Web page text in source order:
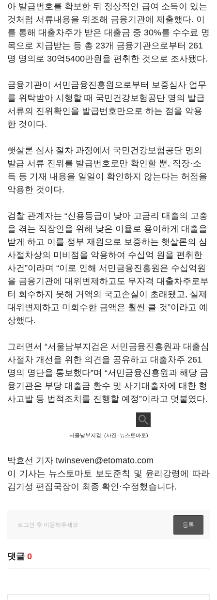
아 발급번호를 확보한 뒤 정상적인 급여 소득이 있는
것처럼 서류내용을 위조해 금융기관에 제출했다. 이
를 통해 대출차주가 받은 대출금 중 30%를 수수료 명
목으로 지급받는 등 총 23개 금융기관으로부터 261
명 명의로 30억5400만원을 편취한 것으로 조사됐다.
금융기관이 서민금융진흥원으로부터 보증심사 업무
를 위탁받아 시행할 때 국민건강보험공단 명의 발급
서류의 진위확인을 발급번호만으로 하는 점을 악용
한 것이다.
햇살론 심사 절차 과정에서 국민건강보험공단 명의
발급 서류 진위를 발급번호로만 확인할 뿐, 직장·소
득 등 기재 내용을 일일이 확인하지 않는다는 허점을
악용한 것이다.
검찰 관계자는 “신용등급이 낮아 고금리 대출의 고충
을 겪는 직장인을 위해 낮은 이율로 용이하게 대출을
받게 하고 이를 정부 재원으로 보증하는 햇살론의 심
사절차상의 미비점을 악용하여 수십억 원을 편취한
사건”이라며 “이로 인해 서민금융진흥원은 수십억원
을 금융기관에 대위변제하고도 무자격 대출차주로부
터 회수하지 못해 거액의 국고손실이 초래됐고, 실제
대위변제하고 미회수한 금액은 훨씬 클 것”이라고 예
상했다.
그러면서 “서울남부지검은 서민금융진흥원과 대출심
사절차 개선을 위한 의견을 공유하고 대출차주 261
명의 명단을 통보했다”며 “서민금융진흥원과 해당 금
융기관은 부당 대출금 환수 및 사기대출자에 대한 형
사고발 등 법적조치를 진행할 예정”이라고 덧붙였다.
서울남부지검. (사진=뉴스토마토)
박효선 기자 twinseven@etomato.com
이 기사는 뉴스토마토 보도준칙 및 윤리강령에 따라
김기성 편집국장이 최종 확인·수정했습니다.
댓글 0